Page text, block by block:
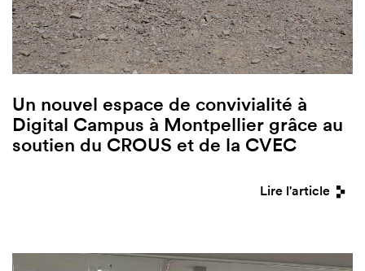
Un nouvel espace de convivialité à
Digital Campus à Montpellier grâce au
soutien du CROUS et de la CVEC
Lire l'article